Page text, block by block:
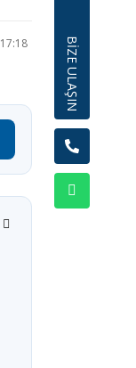
17:18 BİZE ULAŞIN